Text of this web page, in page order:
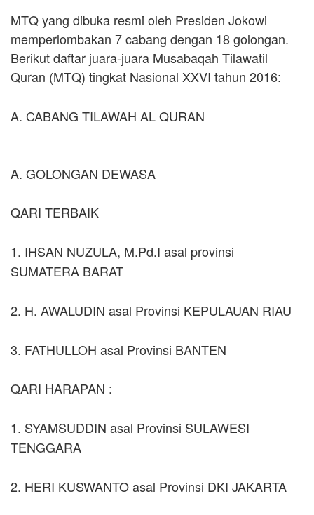
MTQ yang dibuka resmi oleh Presiden Jokowi
memperlombakan 7 cabang dengan 18 golongan.
Berikut daftar juara-juara Musabaqah Tilawatil
Quran (MTQ) tingkat Nasional XXVI tahun 2016:
A. CABANG TILAWAH AL QURAN
A. GOLONGAN DEWASA
QARI TERBAIK
1. IHSAN NUZULA, M.Pd.I asal provinsi
SUMATERA BARAT
2. H. AWALUDIN asal Provinsi KEPULAUAN RIAU
3. FATHULLOH asal Provinsi BANTEN
QARI HARAPAN :
1. SYAMSUDDIN asal Provinsi SULAWESI
TENGGARA
2. HERI KUSWANTO asal Provinsi DKI JAKARTA